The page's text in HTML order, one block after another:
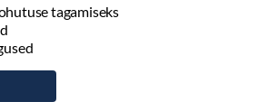
tagamiseks